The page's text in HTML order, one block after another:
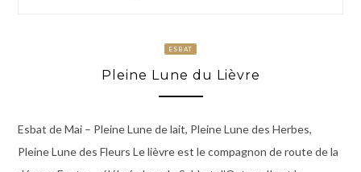
ESBAT
Pleine Lune du Lièvre
Esbat de Mai – Pleine Lune de lait, Pleine Lune des Herbes,
Pleine Lune des Fleurs Le lièvre est le compagnon de route de la